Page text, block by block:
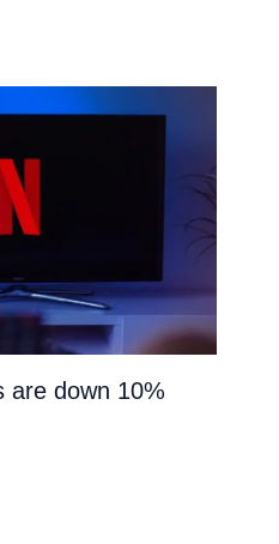
are down 10%